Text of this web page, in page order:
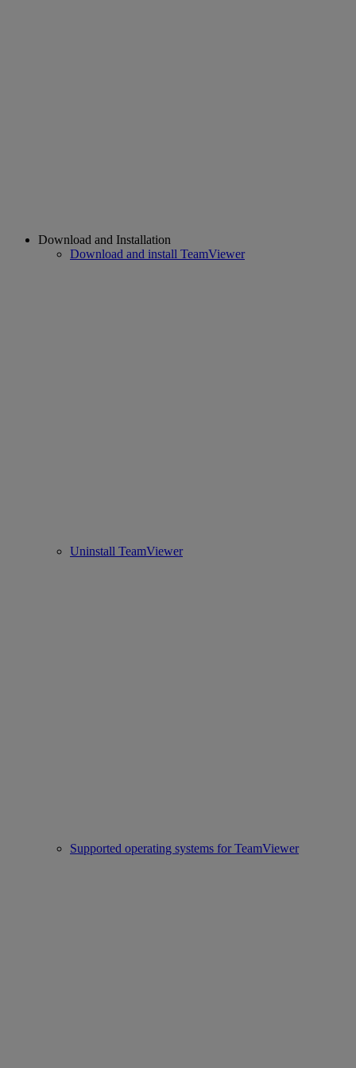
Download and Installation
Download and install TeamViewer
Uninstall TeamViewer
Supported operating systems for TeamViewer